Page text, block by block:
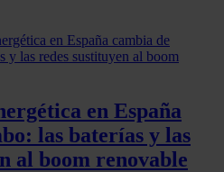
cómo se procesan sus
cambiar o retirar su
momento en la Declaración
se usan para personalizar
ofrecer funciones de redes
en España
las baterías y las
al boom renovable